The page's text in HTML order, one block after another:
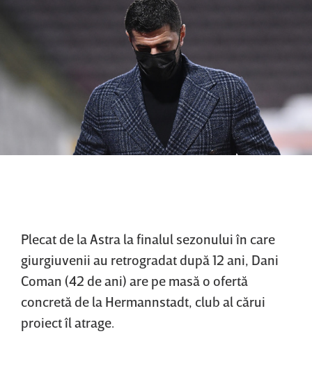
Plecat de la Astra la finalul sezonului în care
giurgiuvenii au retrogradat după 12 ani, Dani
Coman (42 de ani) are pe masă o ofertă
concretă de la Hermannstadt, club al cărui
proiect îl atrage.